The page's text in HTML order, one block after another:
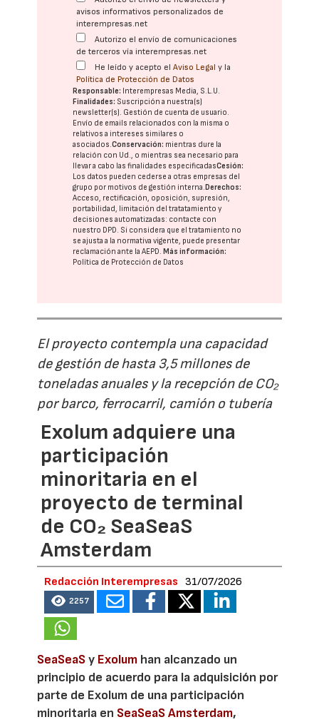
avisos informativos personalizados de
interempresas.net
Autorizo el envío de comunicaciones
de terceros vía interempresas.net
He leído y acepto elAviso Legal y la
Política de Protección de Datos
Responsable: Interempresas Media, S.L.U.
Finalidades: Suscripción a nuestra(s)
newsletter(s). Gestión de cuenta de usuario.
Envío de emails relacionados con la misma o
relativos a intereses similares o
asociados.Conservación: mientras dure la
relación con Ud., o mientras sea necesario para
llevar a cabo las finalidades especificadasCesión:
Los datos pueden cederse a otras empresas del
grupo por motivos de gestión interna.Derechos:
Acceso, rectificación, oposición, supresión,
portabilidad, limitación del tratatamiento y
decisiones automatizadas: contacte con
nuestro DPD. Si considera que el tratamiento no
se ajusta a la normativa vigente, puede presentar
reclamación ante laAEPD.Más información:
Política de Protección de Datos
El proyecto contempla una capacidad
de gestión de hasta 3,5 millones de
toneladas anuales y la recepción de CO₂
por barco, ferrocarril, camión o tubería
Exolum adquiere una
participación
minoritaria en el
proyecto de terminal
de CO₂ SeaSeaS
Amsterdam
Redacción Interempresas 31/07/2026
2257
SeaSeaSy Exolum han alcanzado un
principio de acuerdo para la adquisición por
parte de Exolum de una participación
minoritaria en SeaSeaS Amsterdam,